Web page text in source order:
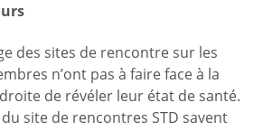
des sites de rencontre sur les
n’ont pas à faire face à la
de révéler leur état de santé.
site de rencontres STD savent